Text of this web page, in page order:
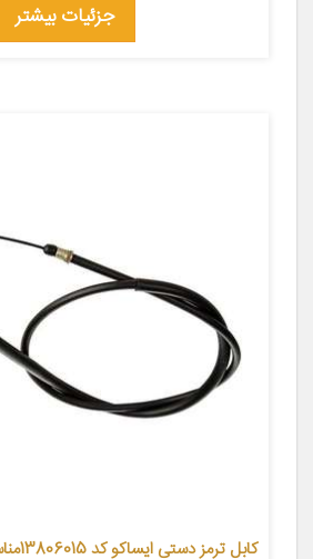
جزئیات بیشتر
کابل ترمز دستی ایساکو کد 13806015مناسب برای پژو 206